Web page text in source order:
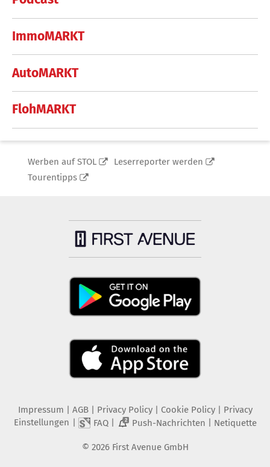
ImmoMARKT
AutoMARKT
FlohMARKT
Werben auf STOL
Leserreporter werden
Tourentipps
Impressum | AGB | Privacy Policy| Cookie Policy| Privacy
Einstellungen | FAQ| 2 Push-Nachrichten | Netiquette
© 2026 First Avenue GmbH